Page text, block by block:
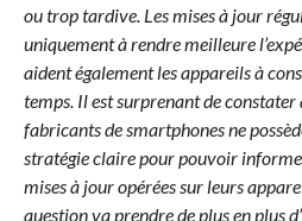
ou trop tardive. Les mises à jour
uniquement à rendre meilleure
aident également les appareils à
temps. Il est surprenant de
fabricants de smartphones ne
stratégie claire pour pouvoir
mises à jour opérées sur leurs
question va prendre de plus en plus